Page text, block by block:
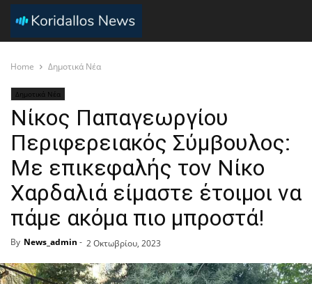
Home Δημοτικά Νέα
Δημοτικά Νέα
Νίκος Παπαγεωργίου
Περιφερειακός Σύμβουλος:
Με επικεφαλής τον Νίκο
Χαρδαλιά είμαστε έτοιμοι να
πάμε ακόμα πιο μπροστά!
By News_admin - 2 Οκτωβρίου, 2023